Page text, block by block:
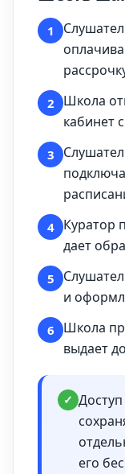
1
2
Школа
кабинет
3
4
Куратор
дает
5
и
6
Школа
выдает
✓
его